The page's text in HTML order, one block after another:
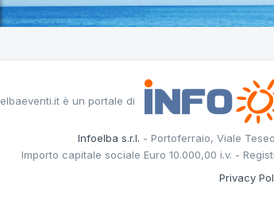
elbaeventi.it è un portale di
Infoelba s.r.l. - Portoferraio, Viale
Importo capitale sociale Euro 10.000,00 i.v. -
Privacy